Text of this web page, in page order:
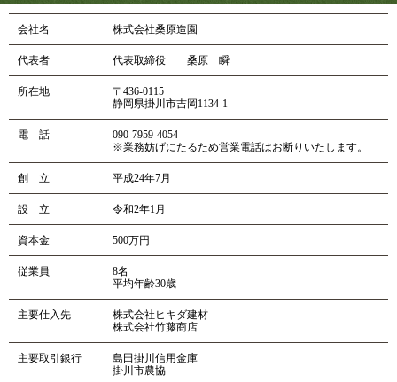
会社名 株式会社桑原造園
代表者 代表取締役 桑原 瞬
所在地
〒436-0115
静岡県掛川市吉岡1134-1
電 話
090-7959-4054
※業務妨げにたるため営業電話はお断りいたします。
創 立 平成24年7月
設 立 令和2年1月
資本金 500万円
従業員
8名
平均年齢30歳
主要仕入先
株式会社ヒキダ建材
株式会社竹藤商店
主要取引銀行
島田掛川信用金庫
掛川市農協